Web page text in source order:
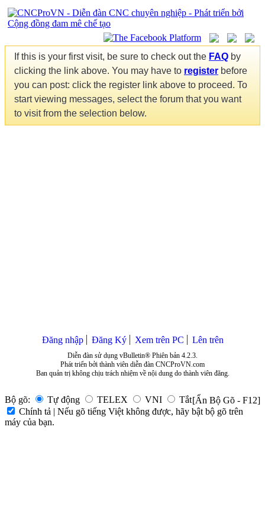
If this is your first visit, be sure to check out the FAQ by
clicking the link above. You may have to register before
you can post: click the register link above to proceed. To
start viewing messages, select the forum that you want
to visit from the selection below.
Đăng nhập Đăng Ký Xem trên PC Lên trên
Diễn đàn sử dụng vBulletin® Phiên bản 4.2.3.
Phát triển bởi thành viên diễn đàn CNCProVN.com
Ban quản trị không chịu trách nhiệm về nội dung do thành viên đăng.
Bộ gõ: Tự động TELEX VNI Tắt[Ẩn Bộ Gõ - F12]
Chính tả | Nếu gõ tiếng Việt không được, hãy bật bộ gõ trên
máy của bạn.